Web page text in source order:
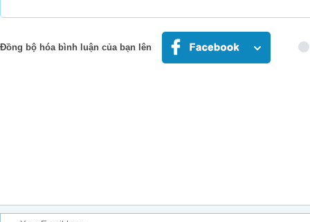
Đồng bộ hóa bình luận của bạn lên